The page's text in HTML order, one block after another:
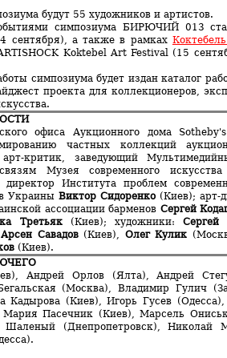
будут 55 художников и артистов.
симпозиума БИРЮЧИЙ 013
сентября), а также в рамках
Koktebel Art Festival (15
симпозиума будет издан каталог
проекта для коллекционеров,
офиса Аукционного дома
частных коллекций
критик, заведующий
Музея современного
Института проблем
Украины Виктор Сидоренко (Киев); арт-
ассоциации барменов Сергей
Третьяк(Киев); художники:Сергей
Арсен Савадов(Киев), Олег Кулик
(Киев).
Андрей Орлов (Ялта), Андрей
(Москва), Владимир Гулич
Кадырова (Киев), Игорь Гусев
Пасечник (Киев), Марсель
Шаленый (Днепропетровск), Николай